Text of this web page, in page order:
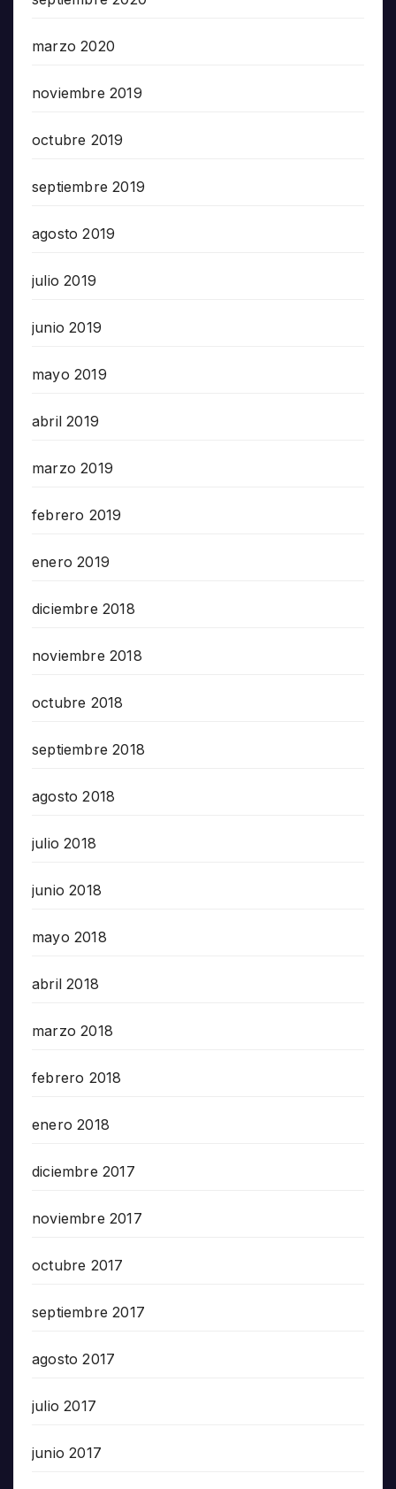
marzo 2020
noviembre 2019
octubre 2019
septiembre 2019
agosto 2019
julio 2019
junio 2019
mayo 2019
abril 2019
marzo 2019
febrero 2019
enero 2019
diciembre 2018
noviembre 2018
octubre 2018
septiembre 2018
agosto 2018
julio 2018
junio 2018
mayo 2018
abril 2018
marzo 2018
febrero 2018
enero 2018
diciembre 2017
noviembre 2017
octubre 2017
septiembre 2017
agosto 2017
julio 2017
junio 2017